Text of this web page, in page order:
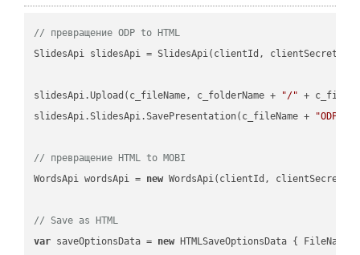
// превращение ODP to HTML
SlidesApi slidesApi = SlidesApi(clientId, clientSecret);
slidesApi.Upload(c_fileName, c_folderName + "/" +
slidesApi.SlidesApi.SavePresentation(c_fileName +
"ODP"
// превращение HTML to MOBI
WordsApi wordsApi = new WordsApi(clientId, clientSecret);
// Save as HTML
var saveOptionsData = new HTMLSaveOptionsData { FileName